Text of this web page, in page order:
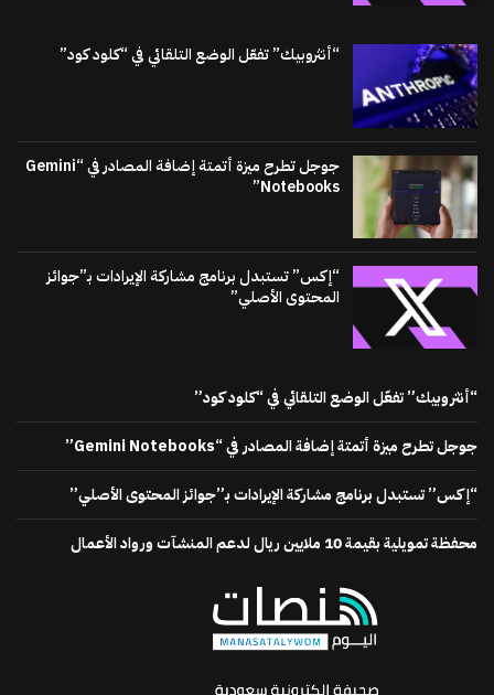
“أنثروبيك” تفعّل الوضع التلقائي في “كلود كود”
جوجل تطرح ميزة أتمتة إضافة المصادر في “Gemini
Notebooks”
“إكس” تستبدل برنامج مشاركة الإيرادات بـ”جوائز
المحتوى الأصلي”
“أنثروبيك” تفعّل الوضع التلقائي في “كلود كود”
جوجل تطرح ميزة أتمتة إضافة المصادر في “Gemini Notebooks”
“إكس” تستبدل برنامج مشاركة الإيرادات بـ”جوائز المحتوى الأصلي”
محفظة تمويلية بقيمة 10 ملايين ريال لدعم المنشآت ورواد الأعمال